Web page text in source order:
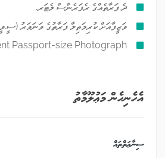
ދެ ފަރާތެއްގެ ރެފަރެންސް ލެޓަރ.
ވަޒީފާއަށް ކުރިމަތިލާ ފަރާތުގެ ވަނަވަރު
Passport-size Photograph
އެހެނިހެން މަޢުލޫމާތު
ސިނާޢަތްތައް